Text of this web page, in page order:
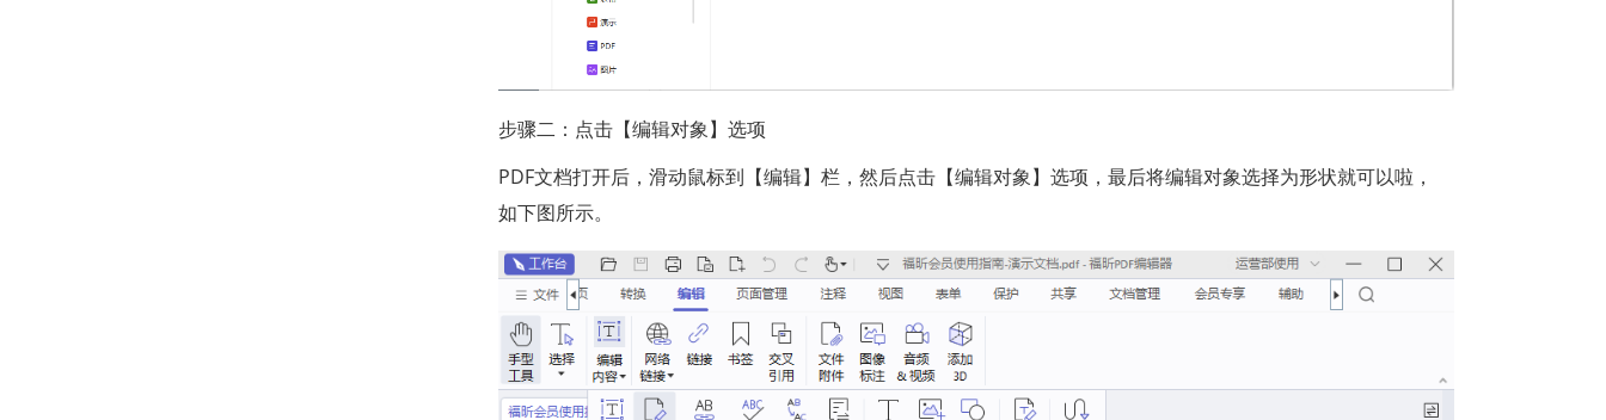
步骤二：点击【编辑对象】选项
PDF文档打开后，滑动鼠标到【编辑】栏，然后点击【编辑对象】选项，最后将编辑对象选择为形状就可以啦，
如下图所示。